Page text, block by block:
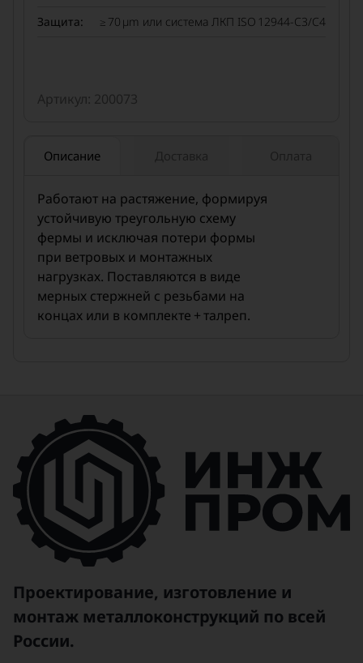
Защита:
≥ 70 µm или система ЛКП ISO 12944‑C3/C4
Артикул: 200073
Описание
Работают на растяжение, формируя
устойчивую треугольную схему
фермы и исключая потери формы
при ветровых и монтажных
нагрузках. Поставляются в виде
мерных стержней с резьбами на
концах или в комплекте + талреп.
Проектирование, изготовление и
монтаж металлоконструкций по всей
России.